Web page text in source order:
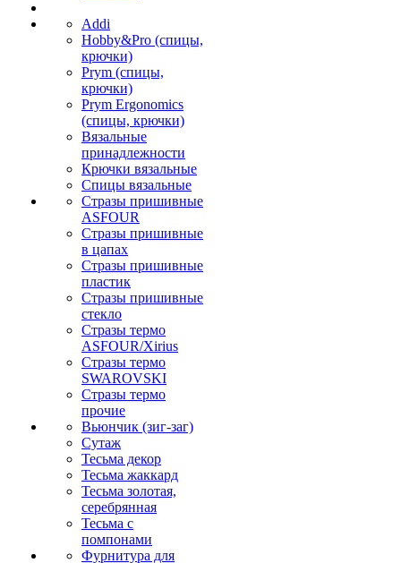
Addi
Hobby&Pro (спицы,
крючки)
Prym (спицы,
крючки)
Prym Ergonomics
(спицы, крючки)
Вязальные
принадлежности
Крючки вязальные
Спицы вязальные
Стразы пришивные
ASFOUR
Стразы пришивные
в цапах
Стразы пришивные
пластик
Стразы пришивные
стекло
Стразы термо
ASFOUR/Xirius
Стразы термо
SWAROVSKI
Стразы термо
прочие
Вьюнчик (зиг-заг)
Сутаж
Тесьма декор
Тесьма жаккард
Тесьма золотая,
серебрянная
Тесьма с
помпонами
Фурнитура для